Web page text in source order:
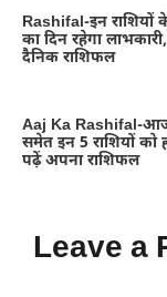
Rashifal-इन
का दिन रहेगा
दैनिक राशिफल
Aaj Ka Rashifal-
समेत इन 5 राशियों को
पढ़ें अपना राशिफल
Leave a